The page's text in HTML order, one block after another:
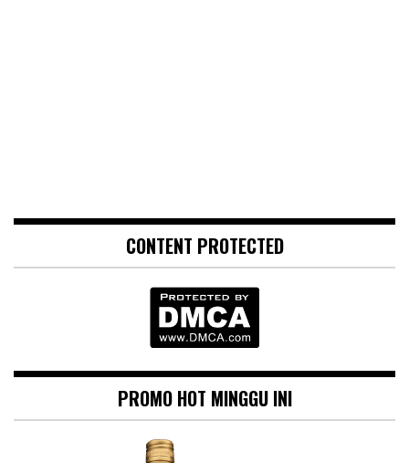
CONTENT PROTECTED
PROMO HOT MINGGU INI